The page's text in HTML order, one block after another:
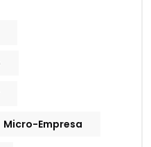
Micro-Empresa